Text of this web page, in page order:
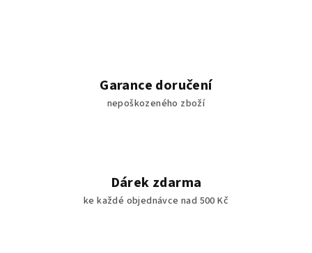
Garance doručení
nepoškozeného zboží
Dárek zdarma
ke každé objednávce nad 500 Kč